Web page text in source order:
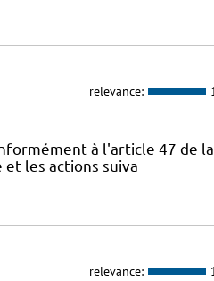
relevance:
à l'article 47 de
les actions suiva
relevance: